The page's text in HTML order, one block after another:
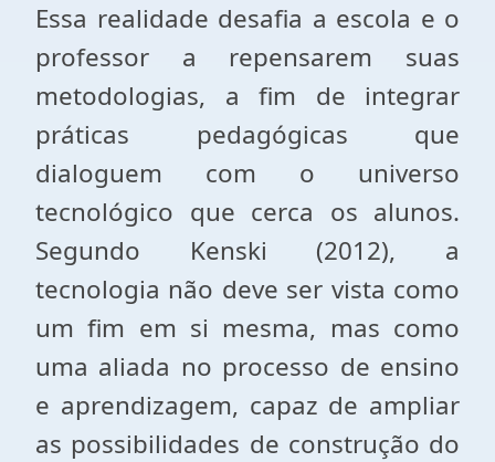
Essa realidade desafia a escola e o
professor a repensarem suas
metodologias, a fim de integrar
práticas pedagógicas que
dialoguem com o universo
tecnológico que cerca os alunos.
Segundo Kenski (2012), a
tecnologia não deve ser vista como
um fim em si mesma, mas como
uma aliada no processo de ensino
e aprendizagem, capaz de ampliar
as possibilidades de construção do